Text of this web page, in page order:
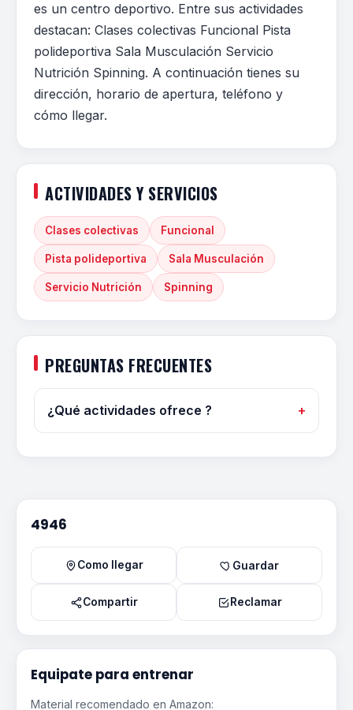
es un centro deportivo. Entre sus actividades
destacan: Clases colectivas Funcional Pista
polideportiva Sala Musculación Servicio
Nutrición Spinning. A continuación tienes su
dirección, horario de apertura, teléfono y
cómo llegar.
ACTIVIDADES Y SERVICIOS
Clases colectivas Funcional
Pista polideportiva Sala Musculación
Servicio Nutrición Spinning
PREGUNTAS FRECUENTES
¿Qué actividades ofrece ?
4946
Como llegar Guardar
Compartir Reclamar
Equipate para entrenar
Material recomendado en Amazon: